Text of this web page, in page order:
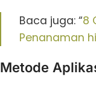
Baca juga: “8
Penanaman
Metode